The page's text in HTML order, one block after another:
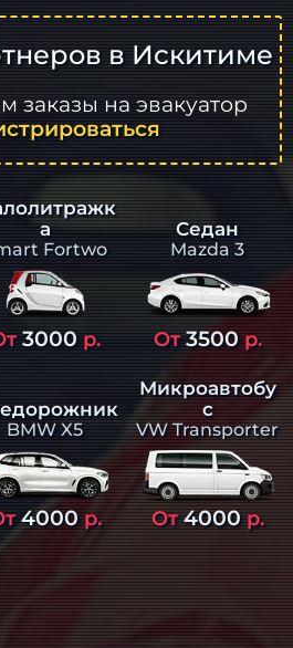
в Искитиме
заказы на эвакуатор
а
Fortwo
3000р.
Седан
Mazda 3
От3500р.
BMW X5
4000р.
Микроавтобу
с
VW Transporter
От4000р.